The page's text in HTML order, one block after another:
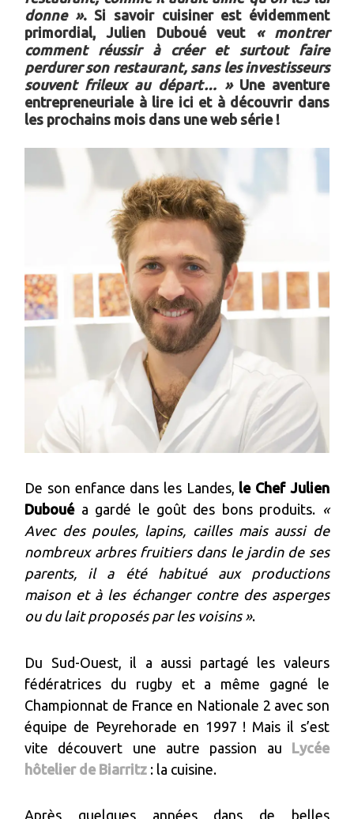
donne ». Si savoir cuisiner est évidemment
primordial, Julien Duboué veut « montrer
comment réussir à créer et surtout faire
perdurer son restaurant, sans les investisseurs
souvent frileux au départ… »Une aventure
entrepreneuriale à lire ici et à découvrir dans
les prochains mois dans une web série !
De son enfance dans les Landes, le Chef Julien
Dubouéa gardé le goût des bons produits. «
Avec des poules, lapins, cailles mais aussi de
nombreux arbres fruitiers dans le jardin de ses
parents, il a été habitué aux productions
maison et à les échanger contre des asperges
ou du lait proposés par les voisins ».
Du Sud-Ouest, il a aussi partagé les valeurs
fédératrices du rugby et a même gagné le
Championnat de France en Nationale 2 avec son
équipe de Peyrehorade en 1997 ! Mais il s’est
vite découvert une autre passion au Lycée
hôtelier de Biarritz : la cuisine.
Après quelques années dans de belles